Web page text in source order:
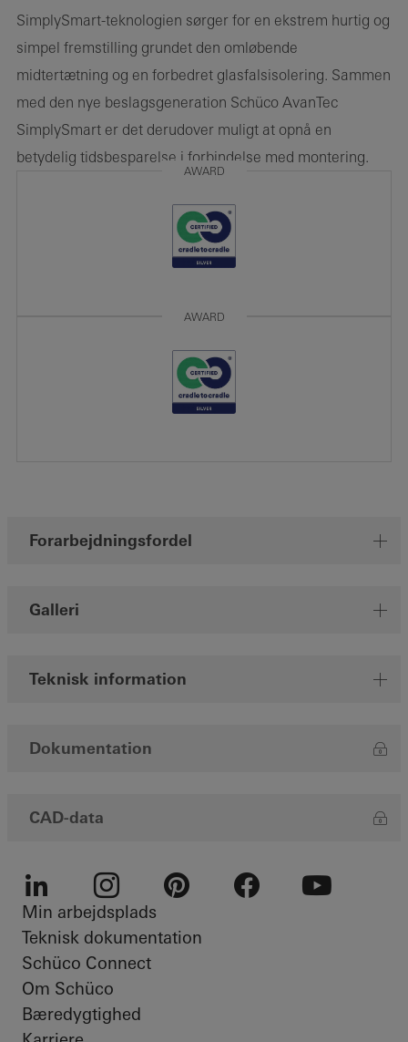
SimplySmart-teknologien sørger for en ekstrem hurtig og
simpel fremstilling grundet den omløbende
midtertætning og en forbedret glasfalsisolering. Sammen
med den nye beslagsgeneration Schüco AvanTec
SimplySmart er det derudover muligt at opnå en
betydelig tidsbesparelse i forbindelse med montering.
AWARD
AWARD
Forarbejdningsfordel
Galleri
Teknisk information
Dokumentation
CAD-data
LinkedIn Instagram
Min arbejdsplads
Teknisk dokumentation
Schüco Connect
Om Schüco
Bæredygtighed